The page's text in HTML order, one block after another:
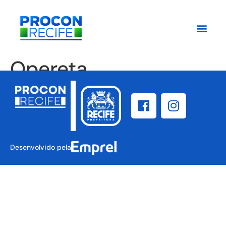
Opereta
Desenvolvido pela